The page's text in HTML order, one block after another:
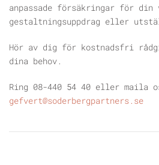
anpassade försäkringar för din
gestaltningsuppdrag eller
Hör av dig för kostnadsfri
dina behov.
Ring 08-440 54 40 eller maila
gefvert@soderbergpartners.se